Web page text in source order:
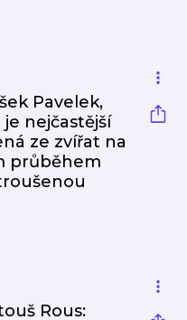
Pavelek,
je nejčastější
ze zvířat na
průběhem
Rous: